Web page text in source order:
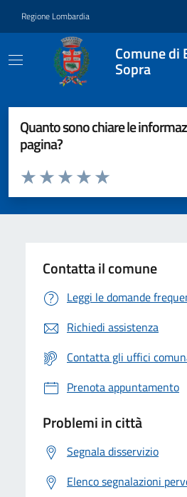
Regione Lombardia
Comune di
Sopra
Quanto sono chiare le
pagina?
Valuta da 1 a 5 stelle la pagina
Valuta 5 stelle su 5
Valuta 4 stelle su 5
Valuta 3 stelle su 5
Valuta 2 stelle su 5
Valuta 1 stelle su 5
Contatta il comune
Leggi le domande
Richiedi assistenza
Contatta gli uffici
Prenota appuntamento
Problemi in città
Segnala disservizio
Elenco segnalazioni